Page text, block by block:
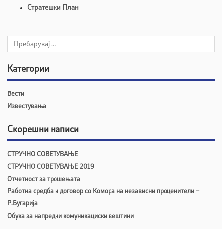
Стратешки План
Категории
Вести
Известувања
Скорешни написи
СТРУЧНО СОВЕТУВАЊЕ
СТРУЧНО СОВЕТУВАЊЕ 2019
Отчетност за трошењата
Работна средба и договор со Комора на независни проценители –
Р.Бугарија
Обука за напредни комуникациски вештини